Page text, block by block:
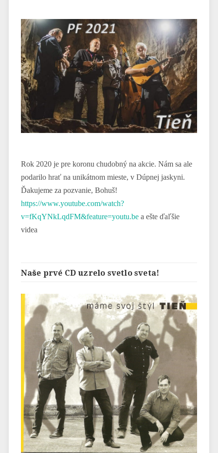
Rok 2020 je pre koronu chudobný na akcie. Nám sa ale
podarilo hrať na unikátnom mieste, v Dúpnej jaskyni.
Ďakujeme za pozvanie, Bohuš!
https://www.youtube.com/watch?
v=fKqYNkLqdFM&feature=youtu.bea ešte ďaľšie
videa
Naše prvé CD uzrelo svetlo sveta!